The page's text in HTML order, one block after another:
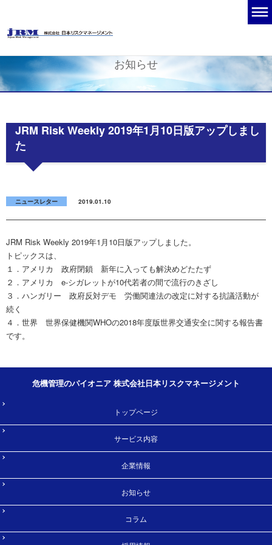
お知らせ
JRM Risk Weekly 2019年1月10日版アップしまし
た
ニュースレター 2019.01.10
JRM Risk Weekly 2019年1月10日版アップしました。
トピックスは、
１．アメリカ 政府閉鎖 新年に入っても解決めどたたず
２．アメリカ e-シガレットが10代若者の間で流行のきざし
３．ハンガリー 政府反対デモ 労働関連法の改定に対する抗議活動が
続く
４．世界 世界保健機関WHOの2018年度版世界交通安全に関する報告書
です。
危機管理のパイオニア 株式会社日本リスクマネージメント
トップページ
サービス内容
企業情報
お知らせ
コラム